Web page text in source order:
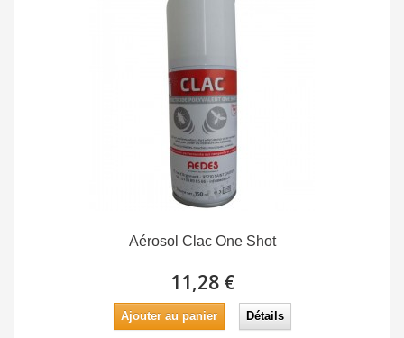
Aérosol Clac One Shot
11,28 €
Ajouter au panier Détails